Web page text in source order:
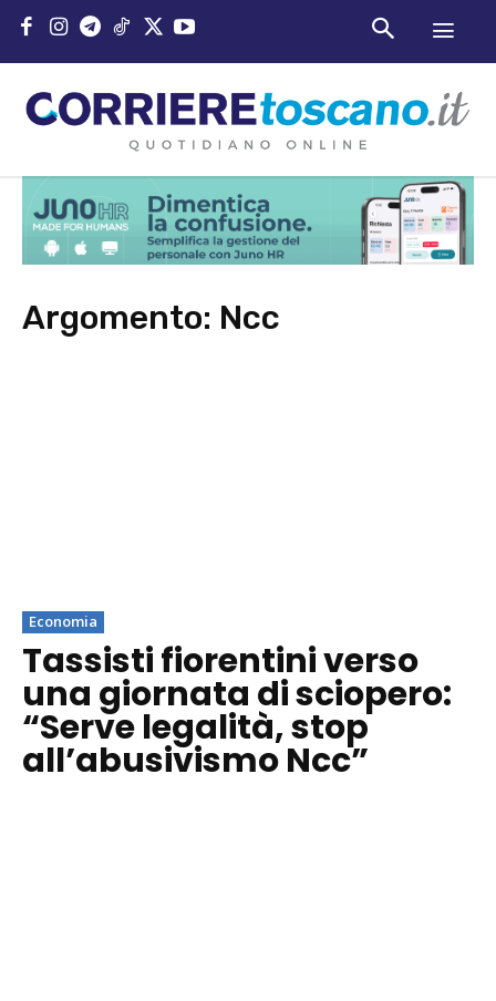
Argomento: Ncc
Economia
Tassisti fiorentini verso
una giornata di sciopero:
“Serve legalità, stop
all’abusivismo Ncc”